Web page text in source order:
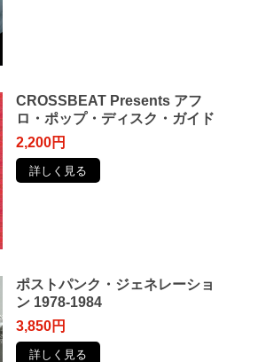
CROSSBEAT Presents アフ
ロ・ポップ・ディスク・ガイド
2,200円
詳しく見る
ポストパンク・ジェネレーショ
ン 1978-1984
3,850円
詳しく見る